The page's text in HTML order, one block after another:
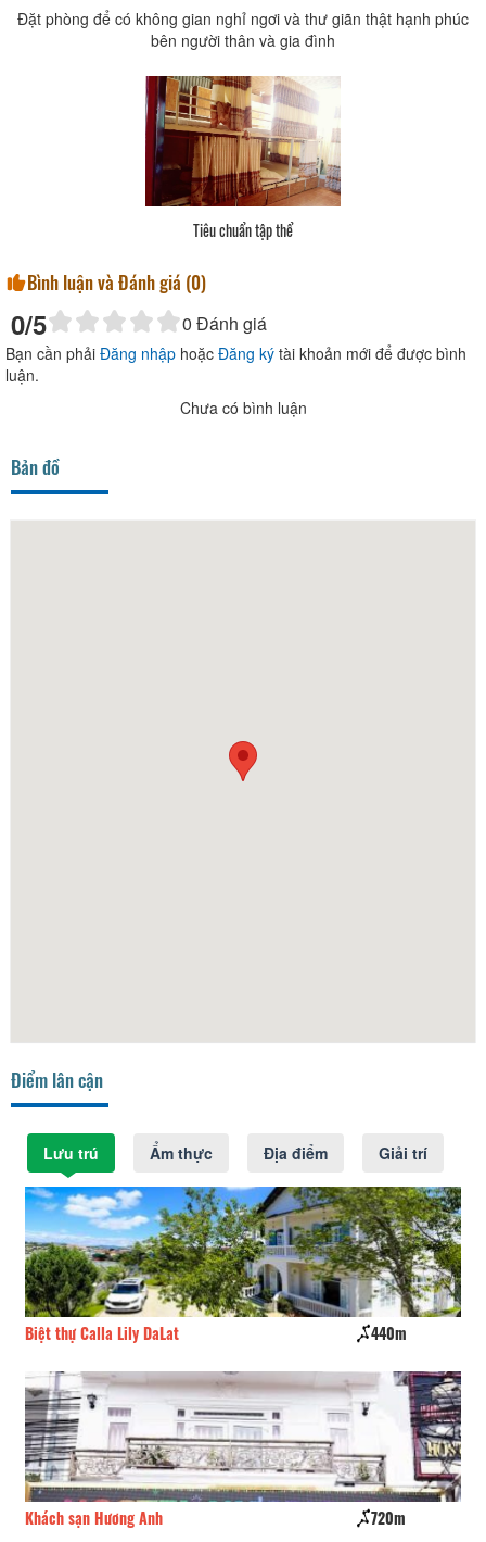
Đặt phòng để có không gian nghỉ ngơi và thư giãn thật hạnh phúc
bên người thân và gia đình
Tiêu chuẩn tập thể
Bình luận và Đánh giá (0)
0/5 0 Đánh giá
Bạn cần phải Đăng nhập hoặc Đăng ký tài khoản mới để được bình
luận.
Chưa có bình luận
Bản đồ
Điểm lân cận
Lưu trú Ẩm thực Địa điểm Giải trí
Biệt thự Calla Lily DaLat 440m
Khách sạn Hương Anh 720m